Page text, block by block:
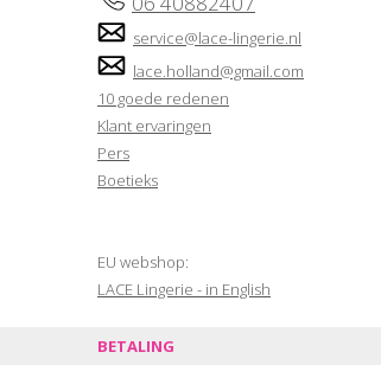
service@lace-lingerie.nl
lace.holland@gmail.com
10 goede redenen
Klant ervaringen
Pers
Boetieks
EU webshop:
LACE Lingerie - in English
BETALING